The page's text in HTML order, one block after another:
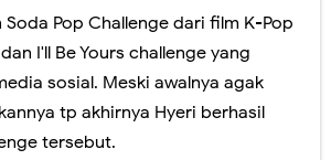
Soda Pop Challenge dari film K-Pop
I'll Be Yours challenge yang
sosial. Meski awalnya agak
tp akhirnya Hyeri berhasil
tersebut.